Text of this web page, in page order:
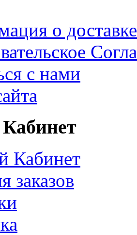
о доставке
с нами
Кабинет
заказов